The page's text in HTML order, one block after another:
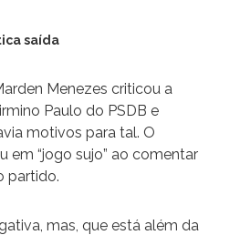
saída
Menezes criticou a
Paulo do PSDB e
motivos para tal. O
em “jogo sujo” ao comentar
partido.
mas, que está além da